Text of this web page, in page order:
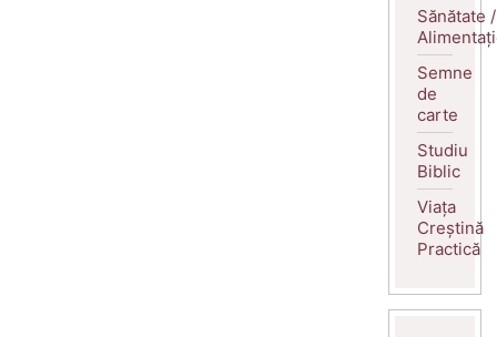
Sănătate /
Semne
de
carte
Studiu
Biblic
Viața
Creștină
Practică